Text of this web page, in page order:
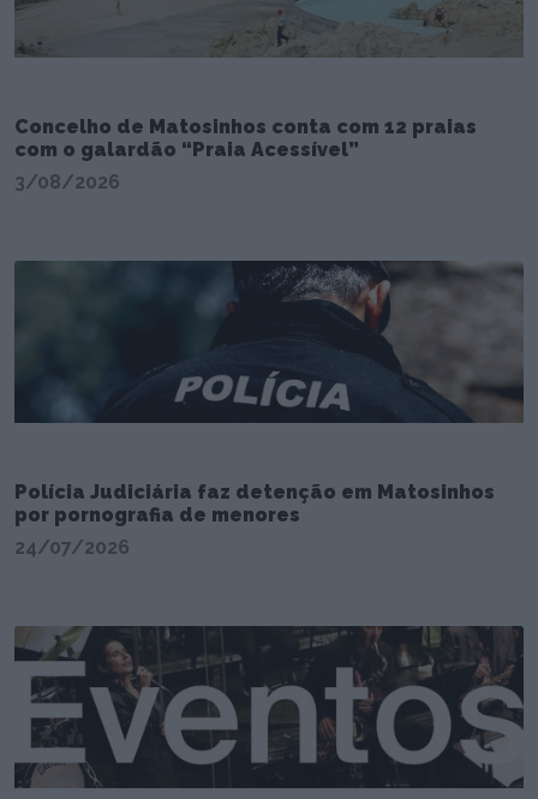
Concelho de Matosinhos conta com 12 praias
com o galardão “Praia Acessível”
3/08/2026
Polícia Judiciária faz detenção em Matosinhos
por pornografia de menores
24/07/2026